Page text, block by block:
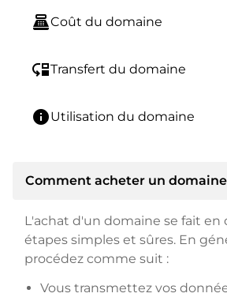
point_of_saleCoût du domaine
move_downTransfert du domaine
infoUtilisation du domaine
Comment acheter un
L'achat d'un domaine se fait en
étapes simples et sûres. En
procédez comme suit :
Vous transmettez vos